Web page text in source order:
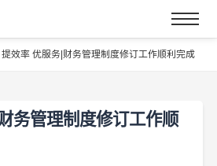
提效率 优服务|财务管理制度修订工作顺利完成
务管理制度修订工作顺